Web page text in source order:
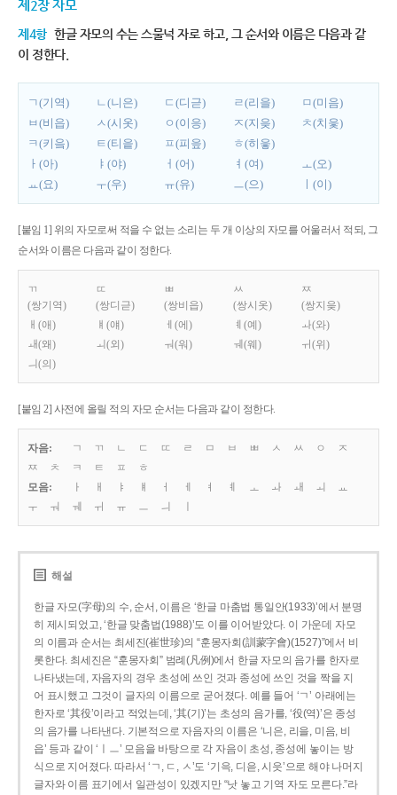
제2장 자모
제4항 한글 자모의 수는 스물넉 자로 하고, 그 순서와 이름은 다음과 같
이 정한다.
ㄱ(기역) ㄴ(니은) ㄷ(디귿) ㄹ(리을)
ㅁ(미음)
ㅂ(비읍)
ㅅ(시옷) ㅇ(이응) ㅈ(지읒)
ㅊ(치읓)
ㅋ(키읔)
ㅌ(티읕) ㅍ(피읖)
ㅎ(히읗)
ㅏ(아)
ㅑ(야) ㅓ(어) ㅕ(여)
ㅗ(오)
ㅛ(요)
ㅜ(우) ㅠ(유) ㅡ(으) ㅣ(이)
[붙임 1] 위의 자모로써 적을 수 없는 소리는 두 개 이상의 자모를 어울러서 적되, 그
순서와 이름은 다음과 같이 정한다.
ㄲ
(쌍기역)
ㄸ
(쌍디귿)
ㅃ
(쌍비읍)
ㅆ
(쌍시옷)
ㅉ
(쌍지읒)
ㅐ(애)
ㅒ(얘) ㅔ(에) ㅖ(예)
ㅘ(와)
ㅙ(왜)
ㅚ(외) ㅝ(워) ㅞ(웨)
ㅟ(위)
ㅢ(의)
[붙임 2] 사전에 올릴 적의 자모 순서는 다음과 같이 정한다.
자음: ㄱ ㄲ ㄴ ㄷ ㄸ ㄹ ㅁ ㅂ ㅃ ㅅ ㅆ ㅇ
ㅈ
ㅉ
ㅊ ㅋ ㅌ ㅍ
ㅎ
모음:
ㅏ ㅐ ㅑ ㅒ ㅓ ㅔ ㅕ ㅖ ㅗ ㅘ ㅙ ㅚ
ㅛ
ㅜ
ㅝ ㅞ ㅟ ㅠ ㅡ ㅢ
해설
한글 자모(字母)의 수, 순서, 이름은 ‘한글 마춤법 통일안(1933)’에서 분명
히 제시되었고, ‘한글 맞춤법(1988)’도 이를 이어받았다. 이 가운데 자모
의 이름과 순서는 최세진(崔世珍)의 “훈몽자회(訓蒙字會)(1527)”에서 비
롯한다. 최세진은 “훈몽자회” 범례(凡例)에서 한글 자모의 음가를 한자로
나타냈는데, 자음자의 경우 초성에 쓰인 것과 종성에 쓰인 것을 짝을 지
어 표시했고 그것이 글자의 이름으로 굳어졌다. 예를 들어 ‘ㄱ’ 아래에는
한자로 ‘其役’이라고 적었는데, ‘其(기)’는 초성의 음가를, ‘役(역)’은 종성
의 음가를 나타낸다. 기본적으로 자음자의 이름은 ‘니은, 리을, 미음, 비
읍’ 등과 같이 ‘ㅣㅡ’ 모음을 바탕으로 각 자음이 초성, 종성에 놓이는 방
식으로 지어졌다. 따라서 ‘ㄱ, ㄷ, ㅅ’도 ‘기윽, 디읃, 시읏’으로 해야 나머지
글자와 이름 표기에서 일관성이 있겠지만 “낫 놓고 기역 자도 모른다.”라